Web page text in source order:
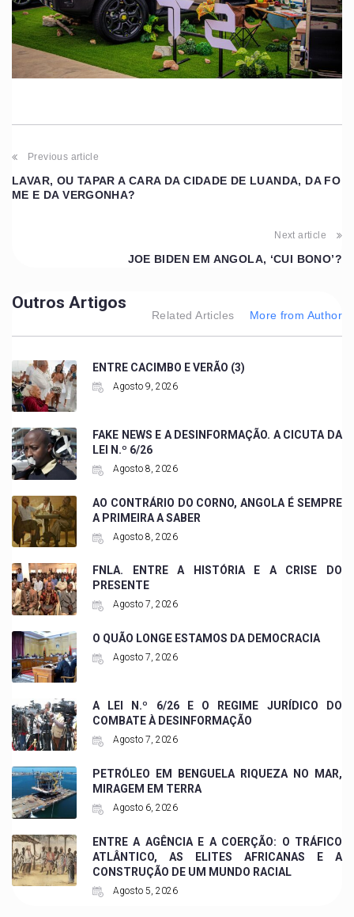
Previous article
LAVAR, OU TAPAR A CARA DA CIDADE DE LUANDA, DA FO
ME E DA VERGONHA?
Next article
JOE BIDEN EM ANGOLA, ‘CUI BONO’?
Outros Artigos
Related Articles More from Author
ENTRE CACIMBO E VERÃO (3)
Agosto 9, 2026
FAKE NEWS E A DESINFORMAÇÃO. A CICUTA DA
LEI N.º 6/26
Agosto 8, 2026
AO CONTRÁRIO DO CORNO, ANGOLA É SEMPRE
A PRIMEIRA A SABER
Agosto 8, 2026
FNLA. ENTRE A HISTÓRIA E A CRISE DO
PRESENTE
Agosto 7, 2026
O QUÃO LONGE ESTAMOS DA DEMOCRACIA
Agosto 7, 2026
A LEI N.º 6/26 E O REGIME JURÍDICO DO
COMBATE À DESINFORMAÇÃO
Agosto 7, 2026
PETRÓLEO EM BENGUELA RIQUEZA NO MAR,
MIRAGEM EM TERRA
Agosto 6, 2026
ENTRE A AGÊNCIA E A COERÇÃO: O TRÁFICO
ATLÂNTICO, AS ELITES AFRICANAS E A
CONSTRUÇÃO DE UM MUNDO RACIAL
Agosto 5, 2026